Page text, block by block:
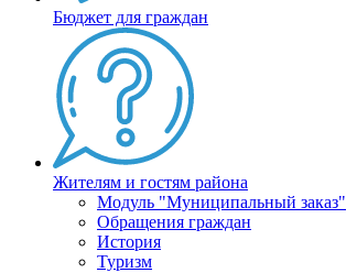
Бюджет для граждан
Жителям и гостям района
Модуль "Муниципальный заказ"
Обращения граждан
История
Туризм